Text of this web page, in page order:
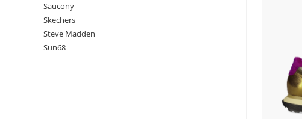
Saucony
Skechers
Steve Madden
Sun68